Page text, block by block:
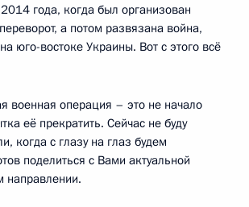
года, когда был организован
а потом развязана война,
юго-востоке Украины. Вот с этого всё
военная операция – это не начало
её прекратить. Сейчас не буду
когда с глазу на глаз будем
поделиться с Вами актуальной
направлении.